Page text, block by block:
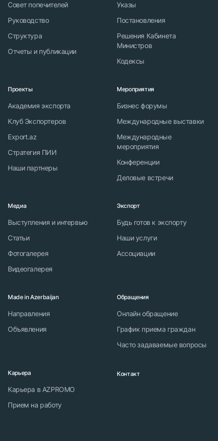
Совет попечителей
Руководство
Структура
Отчеты и публикации
Указы
Постановления
Решения Кабинета
Министров
Кодексы
Проекты
Академия экспорта
Клуб Экспортеров
Export.az
Стратегия ПИИ
Наши партнеры
Мероприятия
Бизнес форумы
Международные выставки
Международные
мероприятия
Конференции
Деловые встречи
Медиа
Выступления и интервью
Статьи
Фотогалерея
Видеогалерея
Экспорт
Будь готов к экспорту
Наши услуги
Ассоциации
Made in Azerbaijan
Направления
Объявления
Обращения
Онлайн обращение
График приема граждан
Часто задаваемые вопросы
Карьера
Карьера в AZPROMO
Прием на работу
Контакт